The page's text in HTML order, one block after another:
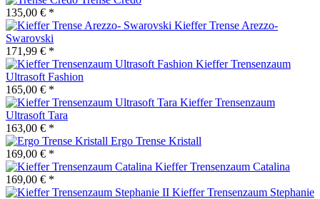
135,00 € *
Kieffer Trense Arezzo-
Swarovski
171,99 € *
Kieffer Trensenzaum
Ultrasoft Fashion
165,00 € *
Kieffer Trensenzaum
Ultrasoft Tara
163,00 € *
Ergo Trense Kristall
169,00 € *
Kieffer Trensenzaum Catalina
169,00 € *
Kieffer Trensenzaum Stephanie